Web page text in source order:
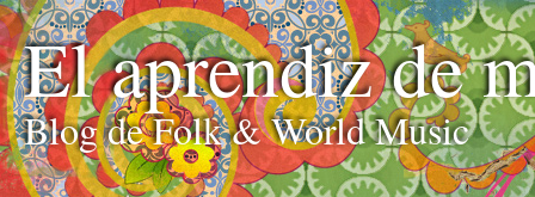
El aprendiz de
Blog de Folk & World Music